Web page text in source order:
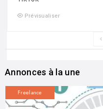
Prévisualiser
Annonces à la une
Freelance